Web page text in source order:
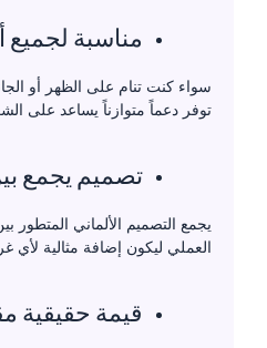
مناسبة لجميع
سواء كنت تنام على الظهر أو
توفر دعماً متوازناً يساعد على
تصميم يجمع
يجمع التصميم الألماني المتطور
العملي ليكون إضافة مثالية لأي
قيمة حقيقية